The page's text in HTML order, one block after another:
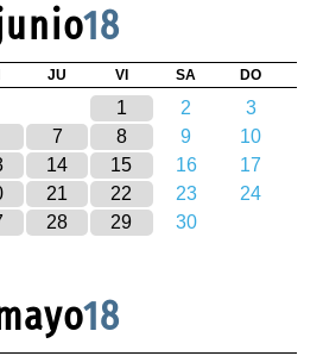
18
JU VI SA DO
1 2
3
7 8 9
10
14 15 16
17
21 22 23
24
28 29 30
18